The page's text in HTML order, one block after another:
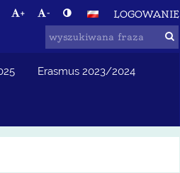
+ - LOGOWANIE
Erasmus 2023/2024